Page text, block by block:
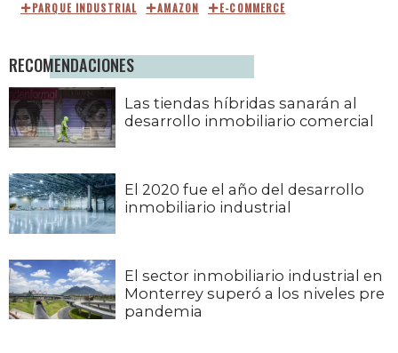
PARQUE INDUSTRIAL
AMAZON E-COMMERCE
RECOMENDACIONES
Las tiendas híbridas sanarán al
desarrollo inmobiliario comercial
El 2020 fue el año del desarrollo
inmobiliario industrial
El sector inmobiliario industrial en
Monterrey superó a los niveles pre
pandemia